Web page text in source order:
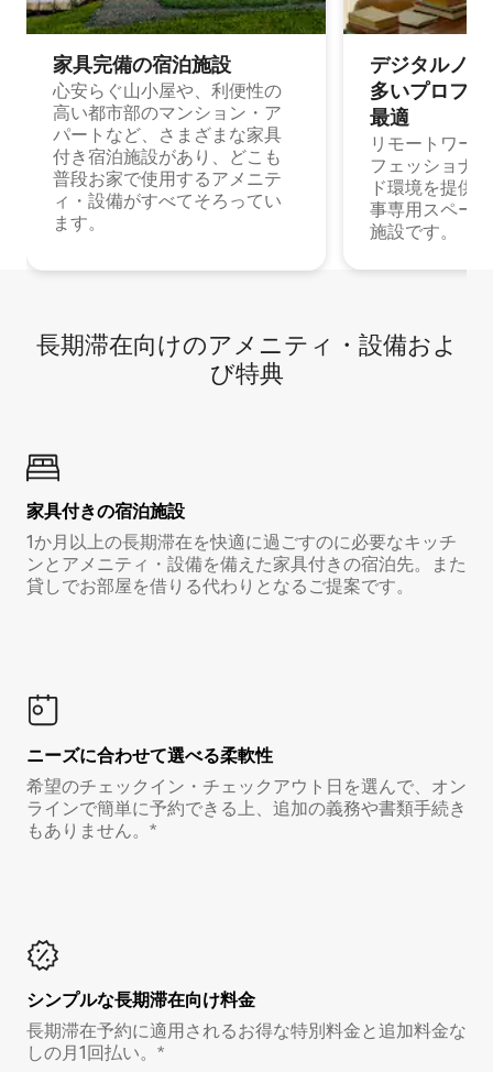
家具完備の宿⁠泊⁠施⁠設
心安らぐ山小屋や、利便性の
高い都市部のマンション・ア
パートなど、さまざまな家具
付き宿泊施設があり、どこも
普段お家で使用するアメニテ
ィ・設備がすべてそろってい
ます。
デジタルノ
多⁠いプ⁠ロ⁠フ⁠
最⁠適
リモートワー
フェッショナ
ド環境を提供
事専用スペー
施設です。
長期滞在向け⁠のア⁠メ⁠ニ⁠テ⁠ィ⁠・設⁠備⁠およ
び特⁠典
家具付き⁠の宿⁠泊⁠施⁠設
1か月以上の長期滞在を快適に過ごすのに必要なキッチ
ンとアメニティ・設備を備えた家具付きの宿泊先。また
貸しでお部屋を借りる代わりとなるご提案です。
ニーズに合わせて選べる柔軟性
希望のチェックイン・チェックアウト日を選んで、オン
ラインで簡単に予約できる上、追加の義務や書類手続き
もありません。*
シンプルな長期滞在向け料金
長期滞在予約に適用されるお得な特別料金と追加料金な
しの月1回払い。*